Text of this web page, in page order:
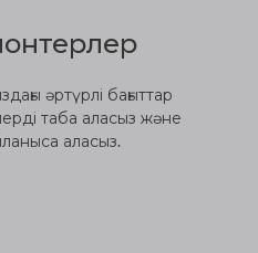
әртүрлі бағыттар
таба аласыз және
аласыз.